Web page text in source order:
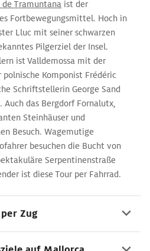
de Tramuntana ist der
Fortbewegungsmittel. Hoch in
Lluc mit seiner schwarzen
Pilgerziel der Insel.
ist Valldemossa mit der
Komponist Frédéric
Schriftstellerin George Sand
das Bergdorf Fornalutx,
Steinhäuser und
Besuch. Wagemutige
besuchen die Bucht von
Serpentinenstraße
ist diese Tour per Fahrrad.
Zug